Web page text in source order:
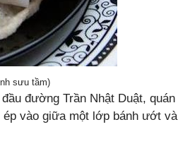
sưu tầm)
đường Trần Nhật Duật, quán
vào giữa một lớp bánh ướt và